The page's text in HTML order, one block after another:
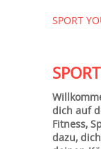
SPORT
dich auf
Fitness,
dazu,